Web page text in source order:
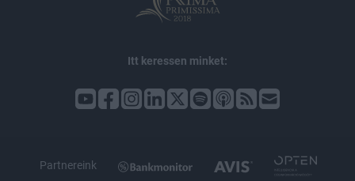
Itt keressen minket:
Partnereink